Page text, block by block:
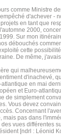
comme Ministre
d'achever -
en tant que
2000,
Sur mon
débouchés
cette
De même,
qui
d'inachevé,
en mai
et Euro-
de simplement
Vous devez
Concernant
pas dans
vues différentes
[ndrl : Léonid